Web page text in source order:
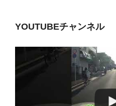
YOUTUBEチャンネル